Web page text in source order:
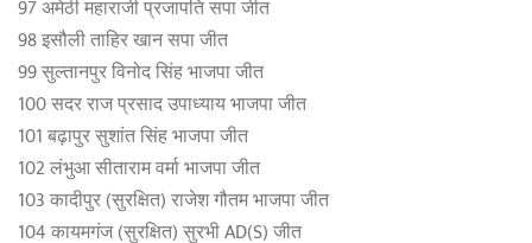
97 अमेठी महाराजी प्रजापति सपा जीत
98 इसौली ताह‍िर खान सपा जीत
99 सुल्तानपुर विनोद सिंह भाजपा जीत
100 सदर राज प्रसाद उपाध्‍याय भाजपा जीत
101 बढ़ापुर सुशांत सिंह भाजपा जीत
102 लंभुआ सीताराम वर्मा भाजपा जीत
103 कादीपुर (सुरक्षित) राजेश गौतम भाजपा जीत
104 कायमगंज (सुरक्षित) सुरभी AD(S) जीत